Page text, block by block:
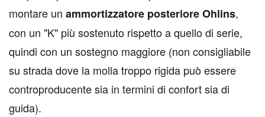
montare un ammortizzatore posteriore Ohlins,
con un "K" più sostenuto rispetto a quello di serie,
quindi con un sostegno maggiore (non consigliabile
su strada dove la molla troppo rigida può essere
controproducente sia in termini di confort sia di
guida).